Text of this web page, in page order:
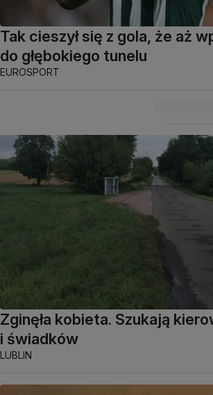
Tak cieszył się z gola, że aż
do głębokiego tunelu
EUROSPORT
Zginęła kobieta. Szukają
i świadków
LUBLIN